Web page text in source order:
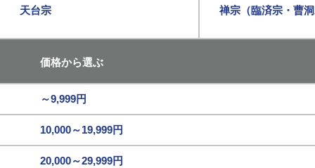
天台宗 禅宗（臨済宗・曹
価格から選ぶ
～9,999円
10,000～19,999円
20,000～29,999円